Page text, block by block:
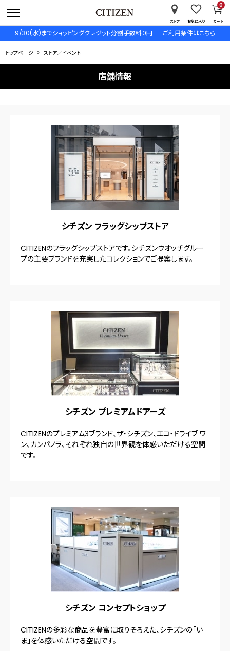
9/30(水)までショッピングクレジット分割手数料０円 ご利用条件はこちら
ストア お気に入り カート
0
トップページ ストア／イベント
店舗情報
シチズン フラッグシップストア
CITIZENのフラッグシップストアです。シチズンウオッチグルー
プの主要ブランドを充実したコレクションでご提案します。
シチズン プレミアムドアーズ
CITIZENのプレミアム3ブランド、ザ・シチズン、エコ・ドライブ ワ
ン、カンパノラ、それぞれ独自の世界観を体感いただける空間
です。
シチズン コンセプトショップ
CITIZENの多彩な商品を豊富に取りそろえた、シチズンの「い
ま」を体感いただける空間です。